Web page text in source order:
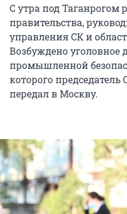
С утра под Таганрогом
правительства,
управления СК и
Возбуждено
промышленной
которого
передал в Москву.